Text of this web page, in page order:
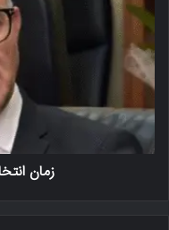
زمان